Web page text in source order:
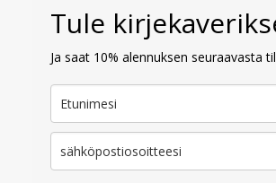
Tule
Ja saat 10% alennuksen seuraavasta